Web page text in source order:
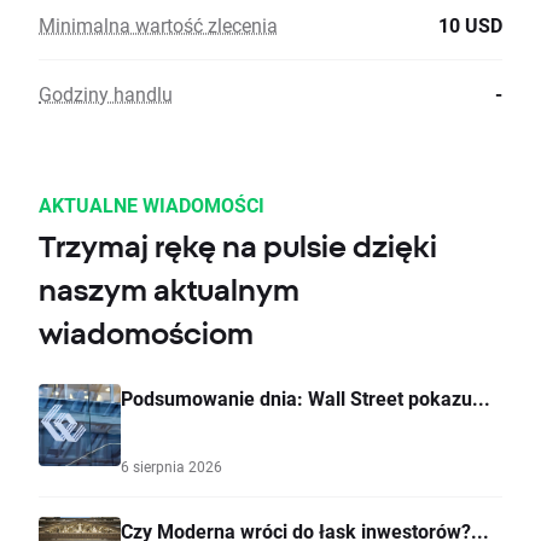
Minimalna wartość zlecenia 10 USD
Godziny handlu -
AKTUALNE WIADOMOŚCI
Trzymaj rękę na pulsie dzięki
naszym aktualnym
wiadomościom
Podsumowanie dnia: Wall Street pokazu...
6 sierpnia 2026
Czy Moderna wróci do łask inwestorów?...